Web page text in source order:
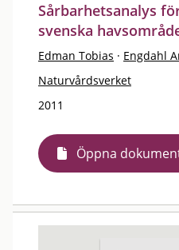
Sårbarhetsanalys
svenska
Edman Tobias · Engdahl
Naturvårdsverket
2011
Öppna